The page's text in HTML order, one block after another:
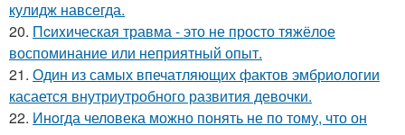
кулидж навсегда.
20. Пcиxическая травма - это не просто тяжёлое
воспоминание или неприятный опыт.
21. Один из самых впечатляющих фактов эмбриологии
касается внутриутробного развития девочки.
22. Инoгда человека можно понять не по тому, что он